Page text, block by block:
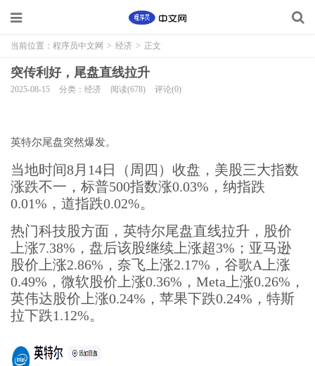
当前位置： 程序员中文网 > 经济 > 正文
突传利好，尾盘直线拉升
2025-08-15 分类：经济 阅读(678) 评论(0)
英特尔尾盘突然爆发。
当地时间8月14日（周四）收盘，美股三大指数
涨跌不一，标普500指数涨0.03%，纳指跌
0.01%，道指跌0.02%。
热门科技股方面，英特尔尾盘直线拉升，股价
上涨7.38%，盘后该股继续上涨超3%；亚马逊
股价上涨2.86%，奈飞上涨2.17%，谷歌A上涨
0.49%，微软股价上涨0.36%，Meta上涨0.26%，
英伟达股价上涨0.24%，苹果下跌0.24%，特斯
拉下跌1.12%。